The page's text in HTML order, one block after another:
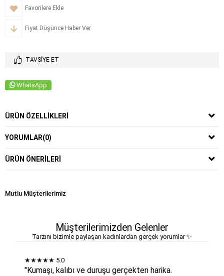
Favorilere Ekle
Fiyat Düşünce Haber Ver
TAVSIYE ET
WhatsApp
ÜRÜN ÖZELLIKLERI
YORUMLAR(0)
ÜRÜN ÖNERILERI
Mutlu Müşterilerimiz
Müşterilerimizden Gelenler
Tarzını bizimle paylaşan kadınlardan gerçek yorumlar ✨
★★★★★ 5.0
"Kumaşı, kalıbı ve duruşu gerçekten harika.